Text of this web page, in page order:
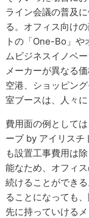
ライン会議の普及
る。オフィス向け
トの「One-Bo」
ムビジネスイノベ
メーカーが異なる
空港、ショッピン
室ブースは、人々
費用面の例として
ーブ by アイリスチ
も設置工事費用は
能なため、オフィ
続けることができ
ることになっても
先に持っていけるメ